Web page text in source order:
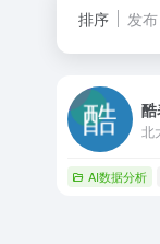
排序 发布
北
AI数据分析